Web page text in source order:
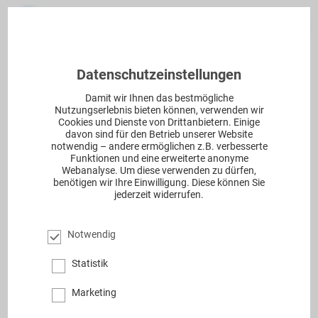
2018 haben wir Julia kennengelernt.
Julia hat selber einen erworbenen
Hydrocephalus. Die Diagnose bekam
Praktikum bei uns gemacht hat, haben
wir mit ihr eine kleine Interviewreihe
über ihr Leben mit Hydrocephalus und
Datenschutzeinstellungen
Damit wir Ihnen das bestmögliche
Nutzungserlebnis bieten können, verwenden wir
Cookies und Dienste von Drittanbietern. Einige
davon sind für den Betrieb unserer Website
notwendig – andere ermöglichen z.B. verbesserte
Funktionen und eine erweiterte anonyme
Webanalyse. Um diese verwenden zu dürfen,
benötigen wir Ihre Einwilligung. Diese können Sie
jederzeit widerrufen.
Notwendig
Statistik
Marketing